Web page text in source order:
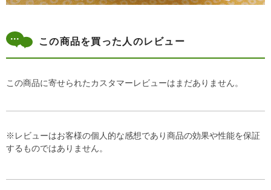
この商品を買った人のレビュー
この商品に寄せられたカスタマーレビューはまだありません。
※レビューはお客様の個人的な感想であり商品の効果や性能を保証
するものではありません。